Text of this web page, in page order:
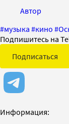
Автор
#музыка #кино #
Подпишитесь на
Подписаться
Информация: